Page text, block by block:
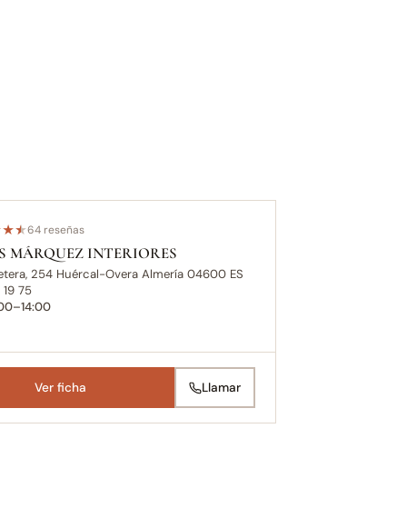
★★64 reseñas
MÁRQUEZ INTERIORES
254 Huércal-Overa Almería 04600 ES
75
Ver ficha Llamar